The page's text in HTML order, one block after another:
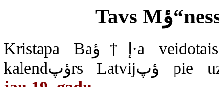
Kristapa Baإ†ؤ·a veidotais pirmais profesionؤپlais Mؤ“ness